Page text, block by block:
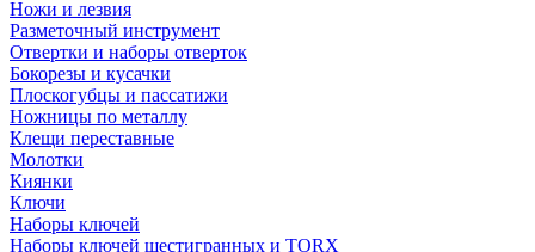
Ножи и лезвия
Разметочный инструмент
Отвертки и наборы отверток
Бокорезы и кусачки
Плоскогубцы и пассатижи
Ножницы по металлу
Клещи переставные
Молотки
Киянки
Ключи
Наборы ключей
Наборы ключей шестигранных и TORX